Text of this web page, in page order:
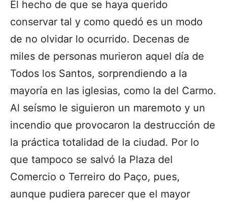
El hecho de que se haya querido
conservar tal y como quedó es un modo
de no olvidar lo ocurrido. Decenas de
miles de personas murieron aquel día de
Todos los Santos, sorprendiendo a la
mayoría en las iglesias, como la del Carmo.
Al seísmo le siguieron un maremoto y un
incendio que provocaron la destrucción de
la práctica totalidad de la ciudad. Por lo
que tampoco se salvó la Plaza del
Comercio o Terreiro do Paço, pues,
aunque pudiera parecer que el mayor